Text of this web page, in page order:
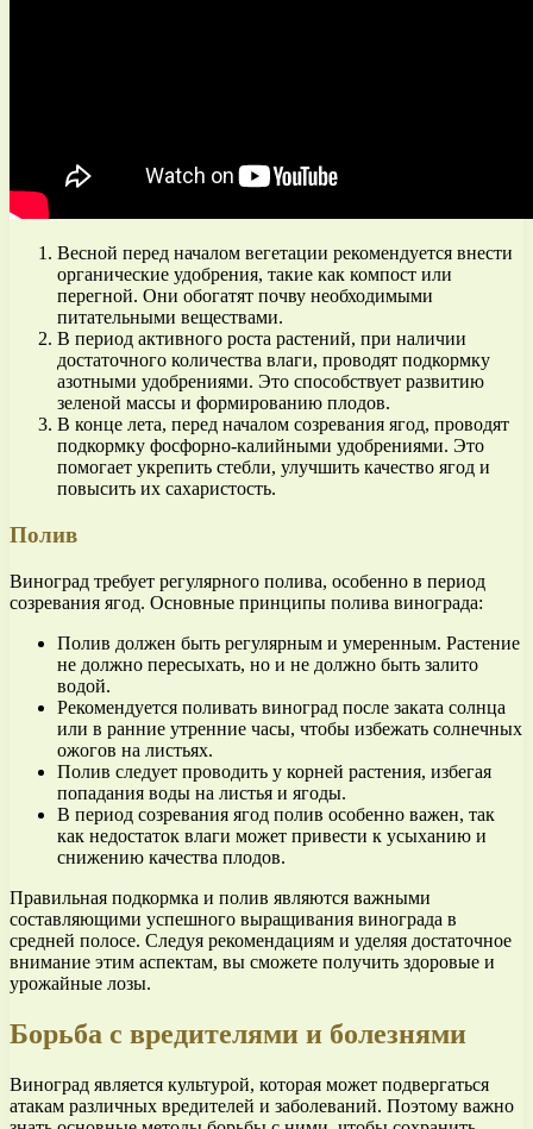
Весной перед началом вегетации рекомендуется внести
органические удобрения, такие как компост или
перегной. Они обогатят почву необходимыми
питательными веществами.
В период активного роста растений, при наличии
достаточного количества влаги, проводят подкормку
азотными удобрениями. Это способствует развитию
зеленой массы и формированию плодов.
В конце лета, перед началом созревания ягод, проводят
подкормку фосфорно-калийными удобрениями. Это
помогает укрепить стебли, улучшить качество ягод и
повысить их сахаристость.
Полив
Виноград требует регулярного полива, особенно в период
созревания ягод. Основные принципы полива винограда:
Полив должен быть регулярным и умеренным. Растение
не должно пересыхать, но и не должно быть залито
водой.
Рекомендуется поливать виноград после заката солнца
или в ранние утренние часы, чтобы избежать солнечных
ожогов на листьях.
Полив следует проводить у корней растения, избегая
попадания воды на листья и ягоды.
В период созревания ягод полив особенно важен, так
как недостаток влаги может привести к усыханию и
снижению качества плодов.
Правильная подкормка и полив являются важными
составляющими успешного выращивания винограда в
средней полосе. Следуя рекомендациям и уделяя достаточное
внимание этим аспектам, вы сможете получить здоровые и
урожайные лозы.
Борьба с вредителями и болезнями
Виноград является культурой, которая может подвергаться
атакам различных вредителей и заболеваний. Поэтому важно